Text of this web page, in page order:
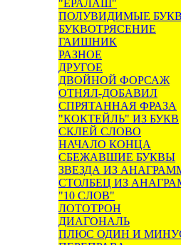
"ЕРАЛАШ"
ПОЛУВИДИМЫЕ
БУКВОТРЯСЕНИЕ
ГАИШНИК
РАЗНОЕ
ДРУГОЕ
ДВОЙНОЙ ФОРСАЖ
ОТНЯЛ-ДОБАВИЛ
СПРЯТАННАЯ ФРАЗА
"КОКТЕЙЛЬ" ИЗ БУКВ
СКЛЕЙ СЛОВО
НАЧАЛО КОНЦА
СБЕЖАВШИЕ БУКВЫ
ЗВЕЗДА ИЗ
СТОЛБЕЦ ИЗ
"10 СЛОВ"
ЛОТОТРОН
ДИАГОНАЛЬ
ПЛЮС ОДИН И